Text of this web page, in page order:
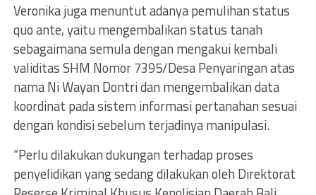
Veronika juga menuntut adanya pemulihan status
quo ante, yaitu mengembalikan status tanah
sebagaimana semula dengan mengakui kembali
validitas SHM Nomor 7395/Desa Penyaringan atas
nama Ni Wayan Dontri dan mengembalikan data
koordinat pada sistem informasi pertanahan sesuai
dengan kondisi sebelum terjadinya manipulasi.
“Perlu dilakukan dukungan terhadap proses
penyelidikan yang sedang dilakukan oleh Direktorat